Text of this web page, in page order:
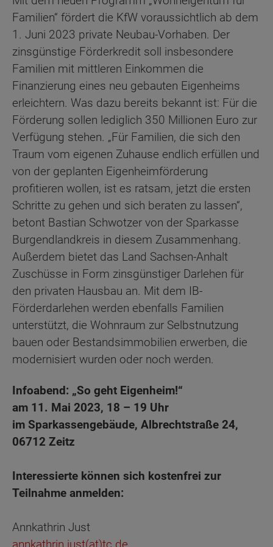
Familien“ fördert die KfW voraussichtlich ab dem
1. Juni 2023 private Neubau-Vorhaben. Der
zinsgünstige Förderkredit soll insbesondere
Familien mit mittleren Einkommen die
Finanzierung eines neu gebauten Eigenheims
erleichtern. Was dazu bereits bekannt ist: Für die
Förderung sollen lediglich 350 Millionen Euro zur
Verfügung stehen. „Für Familien, die sich den
Traum vom eigenen Zuhause endlich erfüllen und
von der geplanten Eigenheimförderung
profitieren wollen, ist es ratsam, jetzt die ersten
Schritte zu gehen und sich beraten zu lassen“,
betont Bastian Schwotzer von der Sparkasse
Burgendlandkreis in diesem Zusammenhang.
Außerdem bietet das Land Sachsen-Anhalt
Zuschüsse in Form zinsgünstiger Darlehen für
den privaten Hausbau an. Mit dem IB-
Förderdarlehen werden ebenfalls Familien
unterstützt, die Wohnraum zur Selbstnutzung
bauen oder Bestandsimmobilien erwerben, die
modernisiert wurden oder noch werden.
Infoabend: „So geht Eigenheim!“
am 11. Mai 2023, 18 – 19 Uhr
im Sparkassengebäude, Albrechtstraße 24,
06712 Zeitz
Interessierte können sich kostenfrei zur
Teilnahme anmelden:
Annkathrin Just
annkathrin.just(at)tc.de